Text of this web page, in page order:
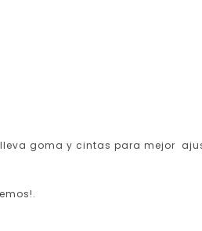
goma y cintas para mejor